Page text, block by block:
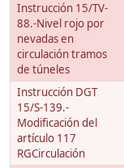
Instrucción 15/TV-
88.-Nivel rojo por
nevadas en
circulación tramos
de túneles
Instrucción DGT
15/S-139.-
Modificación del
artículo 117
RGCirculación